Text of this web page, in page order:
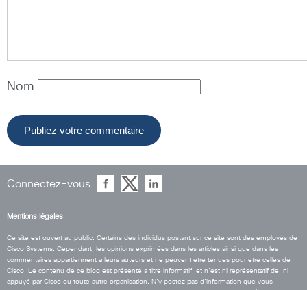
Nom
Connectez-vous
Mentions légales
Ce site est ouvert au public. Certains des individus postant sur ce site sont des employés de
Cisco Systems. Cependant, les opinions exprimées dans les articles ainsi que dans les
commentaires appartiennent a leurs auteurs et ne peuvent etre tenues pour etre celles de
Cisco. Le contenu de ce blog est présenté a titre informatif, et n’est ni représentatif de, ni
appuyé par Cisco ou toute autre organisation. N’y postez pas d’information que vous